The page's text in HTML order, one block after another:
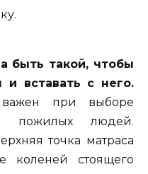
быть такой, чтобы
вставать с него.
при выборе
пожилых людей.
точка матраса
коленей стоящего